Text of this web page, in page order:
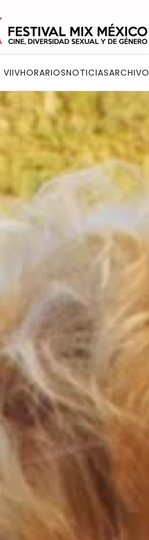
VIIVHORARIOSNOTICIASARCHIVO